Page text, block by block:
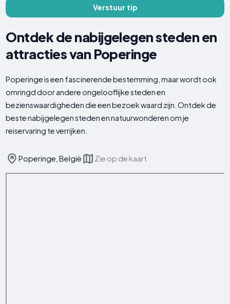
Verstuur tip
Ontdek de nabijgelegen steden en
attracties van Poperinge
Poperinge is een fascinerende bestemming, maar wordt ook
omringd door andere ongelooflijke steden en
bezienswaardigheden die een bezoek waard zijn. Ontdek de
beste nabijgelegen steden en natuurwonderen om je
reiservaring te verrijken.
Poperinge, België Zie op de kaart